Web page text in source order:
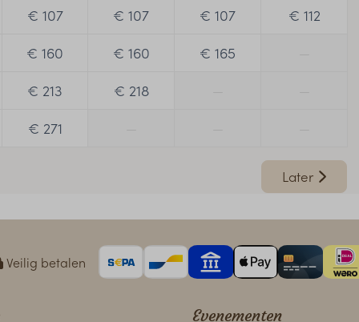
€ 107 € 107 € 107 € 112
€ 160 € 160 € 165
€ 213 € 218
€ 271
Later
Veilig betalen
Evenementen